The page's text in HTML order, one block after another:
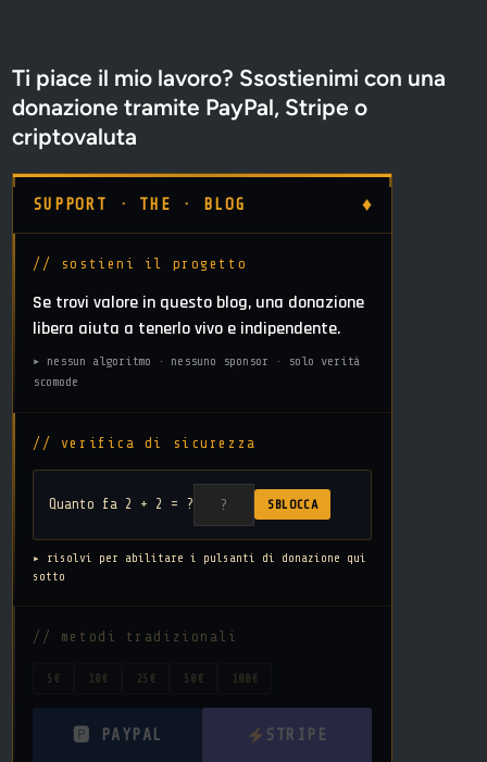
Ti piace il mio lavoro? Ssostienimi con una
donazione tramite PayPal, Stripe o
criptovaluta
SUPPORT · THE · BLOG ♦
// sostieni il progetto
Se trovi valore in questo blog, una donazione
libera aiuta a tenerlo vivo e indipendente.
▸ nessun algoritmo · nessuno sponsor · solo verità
scomode
// verifica di sicurezza
Quanto fa 2 + 2 = ? SBLOCCA
▸ risolvi per abilitare i pulsanti di donazione qui
sotto
// metodi tradizionali
5€ 10€ 25€ 50€ 100€
🅿 PAYPAL STRIPE